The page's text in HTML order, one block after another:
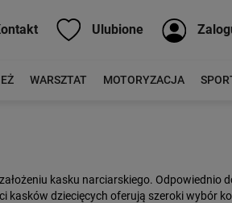
Ulubione
WARSZTAT MOTORYZACJA
kasku narciarskiego. Odpowiednio
kasków dziecięcych oferują szeroki wybór